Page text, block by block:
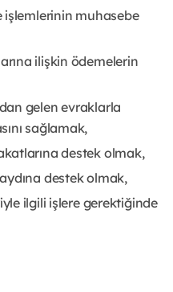
işlemlerinin muhasebe
ilişkin ödemelerin
gelen evraklarla
sağlamak,
destek olmak,
destek olmak,
ilgili işlere gerektiğinde